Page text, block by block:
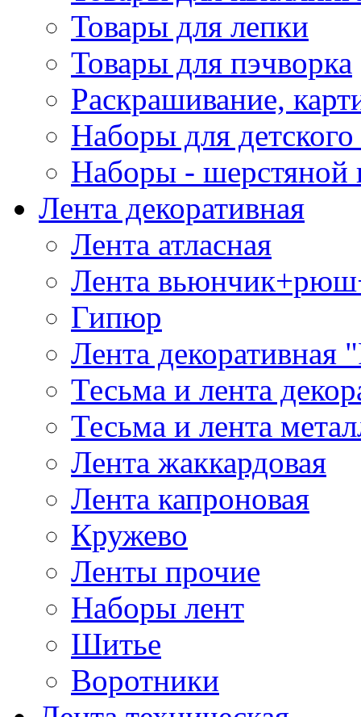
Товары для лепки
Товары для пэчворка
Раскрашивание,
Наборы для
Наборы - шерстяной
Лента декоративная
Лента атласная
Лента
Гипюр
Лента декоративная
Тесьма и лента
Тесьма и лента
Лента жаккардовая
Лента капроновая
Кружево
Ленты прочие
Наборы лент
Шитье
Воротники